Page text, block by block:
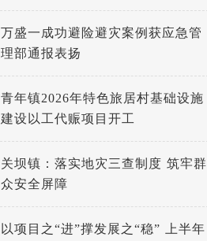
公示
万盛一成功避险避灾案例获应急管
理部通报表扬
青年镇2026年特色旅居村基础设施
建设以工代赈项目开工
关坝镇：落实地灾三查制度 筑牢群
众安全屏障
以项目之“进”撑发展之“稳” 上半年